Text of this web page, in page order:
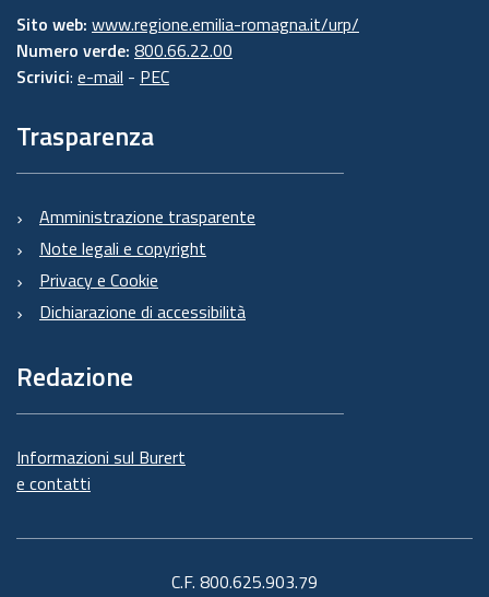
Sito web: www.regione.emilia-romagna.it/urp/
Numero verde: 800.66.22.00
Scrivici: e-mail - PEC
Trasparenza
Amministrazione trasparente
Note legali e copyright
Privacy e Cookie
Dichiarazione di accessibilità
Redazione
Informazioni sul Burert
e contatti
C.F. 800.625.903.79